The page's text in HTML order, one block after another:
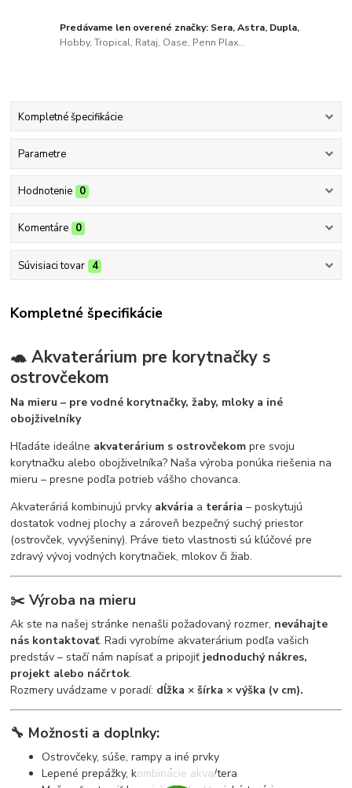
Predávame len overené značky: Sera, Astra, Dupla,
Hobby, Tropical, Rataj, Oase, Penn Plax...
Kompletné špecifikácie
Parametre
Hodnotenie 0
Komentáre 0
Súvisiaci tovar 4
Kompletné špecifikácie
🐢 Akvaterárium pre korytnačky s
ostrovčekom
Na mieru – pre vodné korytnačky, žaby, mloky a iné
obojživelníky
Hľadáte ideálne akvaterárium s ostrovčekom pre svoju
korytnačku alebo obojživelníka? Naša výroba ponúka riešenia na
mieru – presne podľa potrieb vášho chovanca.
Akvateráriá kombinujú prvky akvária a terária – poskytujú
dostatok vodnej plochy a zároveň bezpečný suchý priestor
(ostrovček, vyvýšeniny). Práve tieto vlastnosti sú kľúčové pre
zdravý vývoj vodných korytnačiek, mlokov či žiab.
✂️Výroba na mieru
Ak ste na našej stránke nenašli požadovaný rozmer, neváhajte
nás kontaktovať. Radi vyrobíme akvaterárium podľa vašich
predstáv – stačí nám napísať a pripojiť jednoduchý nákres,
projekt alebo náčrtok.
Rozmery uvádzame v poradí: dĺžka × šírka × výška (v cm).
🔧 Možnosti a doplnky:
Ostrovčeky, súše, rampy a iné prvky
Lepené prepážky, kombinácie akva/tera